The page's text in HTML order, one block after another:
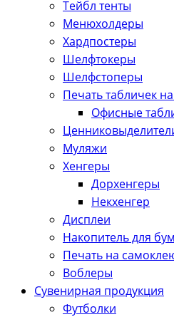
Тейбл тенты
Менюхолдеры
Хардпостеры
Шелфтокеры
Шелфстоперы
Печать табличек
Офисные
Муляжи
Хенгеры
Дорхенгеры
Некхенгер
Дисплеи
Накопитель для
Печать на
Воблеры
Сувенирная продукция
Футболки